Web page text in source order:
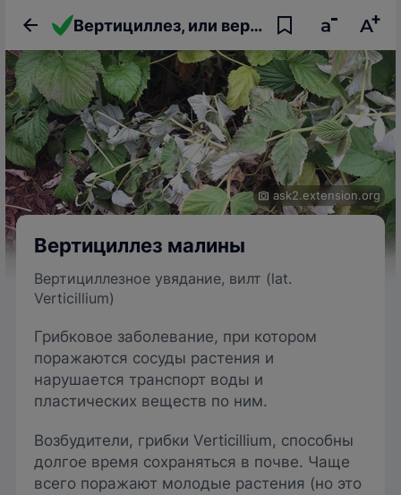
Вертициллез, или вертициллезное увядание, или вилт малины
ask2.extension.org
Вертициллез малины
Вертициллезное увядание, вилт (lat.
Verticillium)
Грибковое заболевание, при котором
поражаются сосуды растения и
нарушается транспорт воды и
пластических веществ по ним.
Возбудители, грибки Verticillium, способны
долгое время сохраняться в почве. Чаще
всего поражают молодые растения (но это